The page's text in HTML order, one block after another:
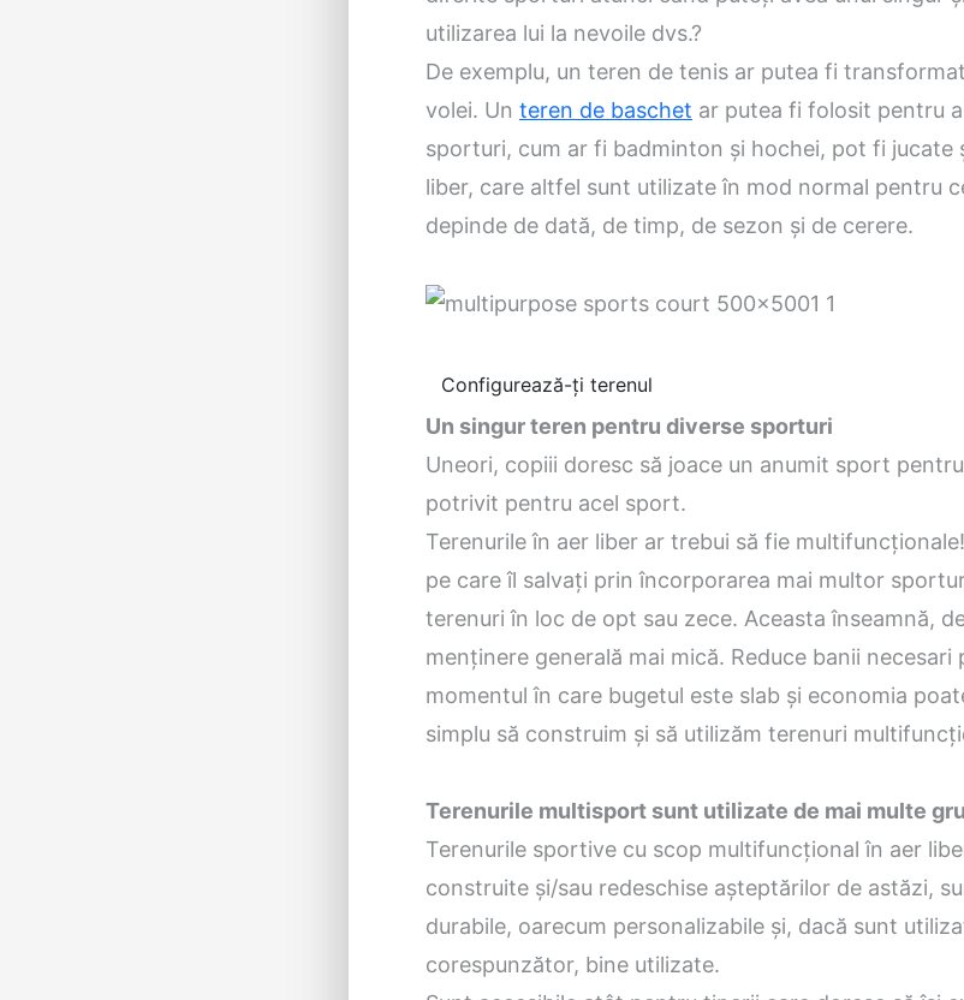
utilizarea lui la nevoile dvs.?
De exemplu, un teren de tenis ar putea fi
volei. Un teren de baschet ar putea fi folosit pentru
sporturi, cum ar fi badminton și hochei, pot fi jucate
liber, care altfel sunt utilizate în mod normal pentru
depinde de dată, de timp, de sezon și de cerere.
Configurează-ți terenul
Un singur teren pentru diverse sporturi
Uneori, copiii doresc să joace un anumit sport
potrivit pentru acel sport.
Terenurile în aer liber ar trebui să fie
pe care îl salvați prin încorporarea mai multor
terenuri în loc de opt sau zece. Aceasta înseamnă,
menținere generală mai mică. Reduce banii necesari
momentul în care bugetul este slab și economia
simplu să construim și să utilizăm terenuri
Terenurile multisport sunt utilizate de mai multe
Terenurile sportive cu scop multifuncțional în aer
construite și/sau redeschise așteptărilor de astăzi,
durabile, oarecum personalizabile și, dacă sunt
corespunzător, bine utilizate.